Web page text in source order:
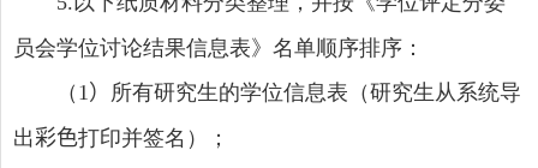
员会学位讨论结果信息表》名单顺序排序：
（ 1） 所有研究生的学位信息表（研究生从系统导
出彩色打印并签名）；